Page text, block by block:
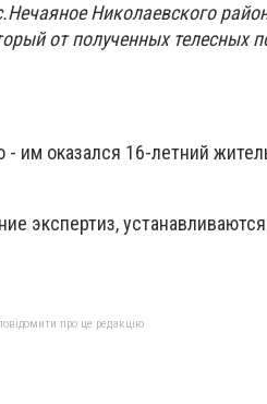
Николаевского
от полученных телесных
- им оказался 16-летний
экспертиз, устанавливаются
про це редакцію